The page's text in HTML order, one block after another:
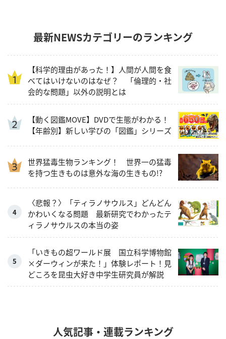
最新NEWSカテゴリーのランキング
【科学的理由があった！】人間が人間を食
べてはいけないのはなぜ？ 「倫理的・社
会的な問題」以外の説明とは
【動く図鑑MOVE】DVDで生態がわかる！
【年齢別】新しい学びの「図鑑」シリーズ
世界猛毒生物ランキング！ 世界一の猛毒
を持つ生きものは意外な海の生きもの!?
〈悲報？〉「ティラノサウルス」どんどん
かわいくなる問題 最新研究でわかったテ
ィラノサウルスの本当の姿
「いきもの超ワールド展 国立科学博物館
×ダーウィンが来た！」体験レポート！見
どころを昆虫大好き中学生研究員が解説
人気記事・連載ランキング